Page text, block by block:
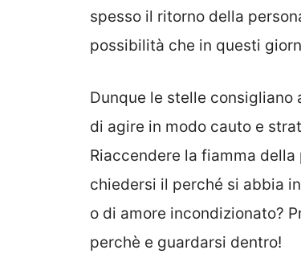
spesso il ritorno della
possibilità che in questi
Dunque le stelle consigliano
di agire in modo cauto e
Riaccendere la fiamma
chiedersi il perché si abbia
o di amore incondizionato?
perchè e guardarsi dentro!